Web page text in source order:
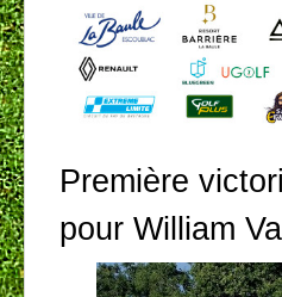
Première
pour William